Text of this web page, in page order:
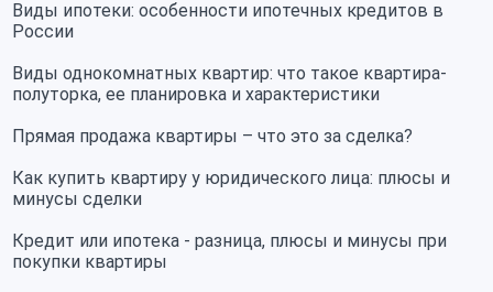
Виды ипотеки: особенности ипотечных кредитов в
России
Виды однокомнатных квартир: что такое квартира-
полуторка, ее планировка и характеристики
Прямая продажа квартиры – что это за сделка?
Как купить квартиру у юридического лица: плюсы и
минусы сделки
Кредит или ипотека - разница, плюсы и минусы при
покупки квартиры